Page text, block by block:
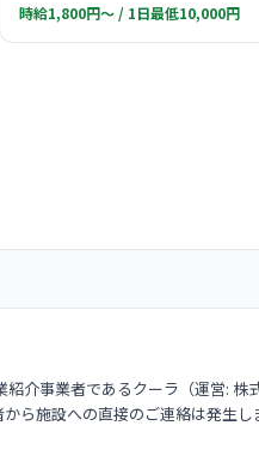
時給1,800円〜 / 1日最低10,000円
介事業者であるクーラ（運営:
ら施設への直接のご連絡は発生